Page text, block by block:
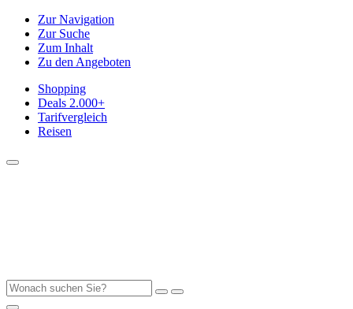
Zur Navigation
Zur Suche
Zum Inhalt
Zu den Angeboten
Shopping
Deals 2.000+
Tarifvergleich
Reisen